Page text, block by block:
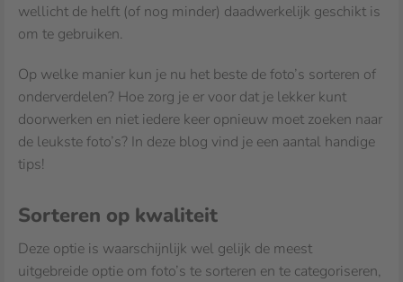
wellicht de helft (of nog minder) daadwerkelijk geschikt is
om te gebruiken.
Op welke manier kun je nu het beste de foto’s sorteren of
onderverdelen? Hoe zorg je er voor dat je lekker kunt
doorwerken en niet iedere keer opnieuw moet zoeken naar
de leukste foto’s? In deze blog vind je een aantal handige
tips!
Sorteren op kwaliteit
Deze optie is waarschijnlijk wel gelijk de meest
uitgebreide optie om foto’s te sorteren en te categoriseren,